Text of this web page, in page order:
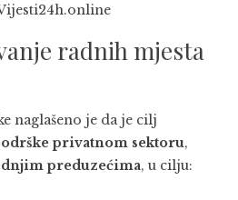
radnih mjesta
naglašeno je da je cilj
privatnom sektoru,
preduzećima, u cilju: